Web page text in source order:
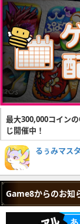
最大300,000コイン
じ開催中！
るぅみマス
Game8からのお知